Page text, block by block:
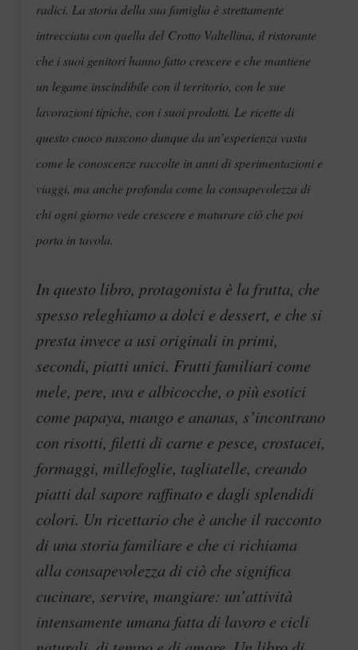
radici. La storia della sua famiglia è strettamente
intrecciata con quella del Crotto Valtellina, il ristorante
che i suoi genitori hanno fatto crescere e che mantiene
un legame inscindibile con il territorio, con le sue
lavorazioni tipiche, con i suoi prodotti. Le ricette di
questo cuoco nascono dunque da un’esperienza vasta
come le conoscenze raccolte in anni di sperimentazioni e
viaggi, ma anche profonda come la consapevolezza di
chi ogni giorno vede crescere e maturare ciò che poi
porta in tavola.
In questo libro, protagonista è la frutta, che
spesso releghiamo a dolci e dessert, e che si
presta invece a usi originali in primi,
secondi, piatti unici. Frutti familiari come
mele, pere, uva e albicocche, o più esotici
come papaya, mango e ananas, s’incontrano
con risotti, filetti di carne e pesce, crostacei,
formaggi, millefoglie, tagliatelle, creando
piatti dal sapore raffinato e dagli splendidi
colori. Un ricettario che è anche il racconto
di una storia familiare e che ci richiama
alla consapevolezza di ciò che significa
cucinare, servire, mangiare: un’attività
intensamente umana fatta di lavoro e cicli